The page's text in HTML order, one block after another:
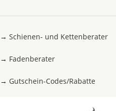
→ Schienen- und Kettenberater
→ Fadenberater
→ Gutschein-Codes/Rabatte